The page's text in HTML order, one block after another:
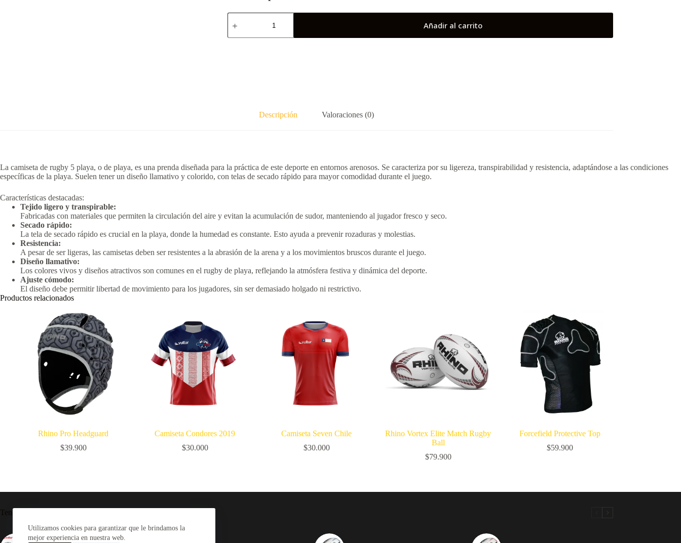
Utilizamos cookies para garantizar que le brindamos la
mejor experiencia en nuestra web.
Camiseta
Rugby
Añadir al carrito
Descripción Valoraciones (0)
La camiseta de rugby 5 playa, o de playa, es una prenda diseñada para la práctica de este deporte en entornos arenosos. Se caracteriza por su ligereza, transpirabilidad y resistencia, adaptándose a las condiciones
específicas de la playa. Suelen tener un diseño llamativo y colorido, con telas de secado rápido para mayor comodidad durante el juego.
Características destacadas:
Tejido ligero y transpirable:
Fabricadas con materiales que permiten la circulación del aire y evitan la acumulación de sudor, manteniendo al jugador fresco y seco.
Secado rápido:
La tela de secado rápido es crucial en la playa, donde la humedad es constante. Esto ayuda a prevenir rozaduras y molestias.
Resistencia:
A pesar de ser ligeras, las camisetas deben ser resistentes a la abrasión de la arena y a los movimientos bruscos durante el juego.
Diseño llamativo:
Los colores vivos y diseños atractivos son comunes en el rugby de playa, reflejando la atmósfera festiva y dinámica del deporte.
Ajuste cómodo:
El diseño debe permitir libertad de movimiento para los jugadores, sin ser demasiado holgado ni restrictivo.
Productos relacionados
Rhino Pro Headguard
$39.900
Camiseta Condores 2019
$30.000
Camiseta Seven Chile
$30.000
Rhino Vortex Elite Match Rugby
Ball
$79.900
Forcefield Protective Top
$59.900
Tendencia ahora
Camiseta Rugby Selknam